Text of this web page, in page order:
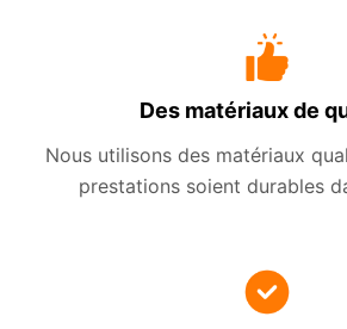
Des matériaux de
Nous utilisons des matériaux
prestations soient durables